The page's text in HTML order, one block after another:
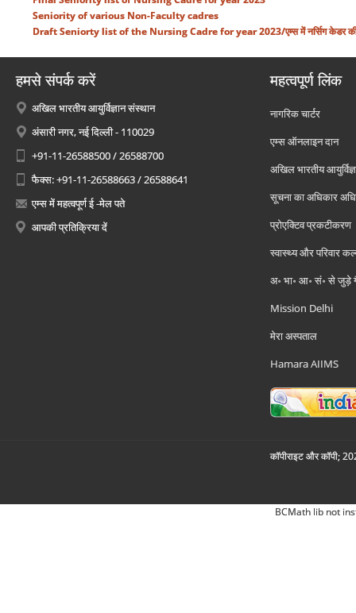
Seniority of various Non-Faculty cadres
Draft Seniorty list of the Nursing Cadre for year 2023/एम्स में नर्सिग केडर की
हमसे संपर्क करें
अखिल भारतीय आयुर्विज्ञान संस्थान
अंसारी नगर, नई दिल्ली - 110029
+91-11-26588500 / 26588700
फैक्स: +91-11-26588663 / 26588641
एम्स में महत्वपूर्ण ई -मेल पते
आपकी प्रतिक्रिया दें
महत्वपूर्ण लिंक
नागरिक चार्टर
एम्स ऑनलाइन दान
अखिल भारतीय
सूचना का अधिकार
प्रोएक्टिव प्रकटीकरण
स्वास्थ्य और परिवार
अ॰ भा॰ आ॰ सं॰ से जुड़े
Mission Delhi
मेरा अस्पताल
Hamara AIIMS
कॉपीराइट और कॉपी;
BCMath lib not